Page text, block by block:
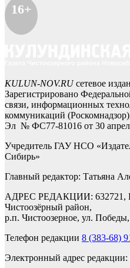
16+
KULUN-NOV.RUсетевое
Зарегистрировано
связи, информационных
коммуникаций
Эл № ФС77-81016 от 30
Учредитель ГАУ НСО
Сибирь»
Главный редактор: Татьяна
АДРЕС РЕДАКЦИИ: 632721,
Чистоозёрный район,
р.п. Чистоозерное, ул.
Телефон редакции 8 (383-68)
Электронный адрес редакции: